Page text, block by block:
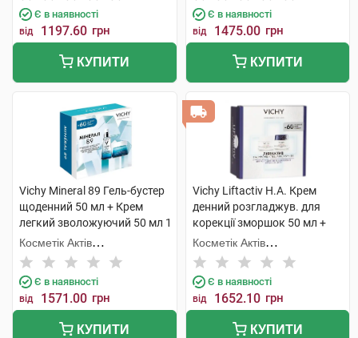
Є в наявності
від 1197.60 грн
КУПИТИ
Є в наявності
від 1475.00 грн
КУПИТИ
Vichy Mineral 89 Гель-бустер
щоденний 50 мл + Крем
легкий зволожуючий 50 мл 1
набір
Косметік Актів
Інтернаціональ
Є в наявності
від 1571.00 грн
КУПИТИ
Vichy Liftactiv H.A. Крем
денний розгладжув. для
корекції зморшок 50 мл +
H.A. Крем нічний
розгладжувальний 50 мл 1
набір
Косметік Актів
Інтернаціональ
Є в наявності
від 1652.10 грн
КУПИТИ